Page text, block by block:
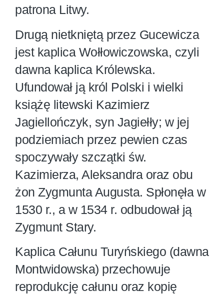
patrona Litwy.
Drugą nietkniętą przez Gucewicza
jest kaplica Wołłowiczowska, czyli
dawna kaplica Królewska.
Ufundował ją król Polski i wielki
książę litewski Kazimierz
Jagiellończyk, syn Jagiełły; w jej
podziemiach przez pewien czas
spoczywały szczątki św.
Kazimierza, Aleksandra oraz obu
żon Zygmunta Augusta. Spłonęła w
1530 r., a w 1534 r. odbudował ją
Zygmunt Stary.
Kaplica Całunu Turyńskiego (dawna
Montwidowska) przechowuje
reprodukcję całunu oraz kopię